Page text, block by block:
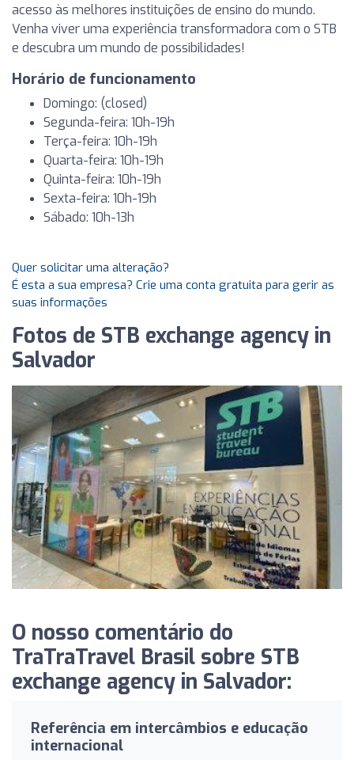
acesso às melhores instituições de ensino do mundo.
Venha viver uma experiência transformadora com o STB
e descubra um mundo de possibilidades!
Horário de funcionamento
Domingo: (closed)
Segunda-feira: 10h-19h
Terça-feira: 10h-19h
Quarta-feira: 10h-19h
Quinta-feira: 10h-19h
Sexta-feira: 10h-19h
Sábado: 10h-13h
Quer solicitar uma alteração?
É esta a sua empresa? Crie uma conta gratuita para gerir as
suas informações
Fotos de STB exchange agency in
Salvador
O nosso comentário do
TraTraTravel Brasil sobre STB
exchange agency in Salvador:
Referência em intercâmbios e educação
internacional